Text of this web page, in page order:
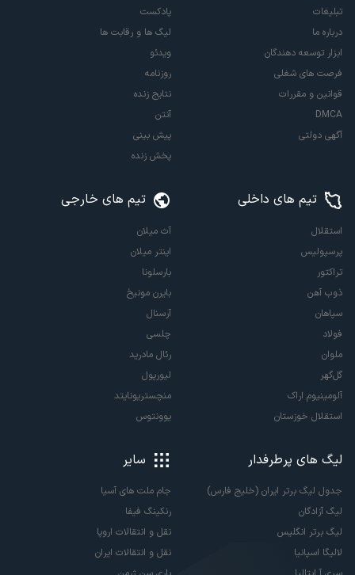
تبلیغات
درباره ما
ابزار توسعه دهندگان
فرصت های شغلی
قوانین و مقررات
DMCA
آگهی دولتی
پادکست
لیگ ها و رقابت ها
ویدئو
روزنامه
نتایج زنده
آنتن
پیش بینی
پخش زنده
تیم های داخلی
استقلال
پرسپولیس
تراکتور
ذوب آهن
سپاهان
فولاد
ملوان
گل‌گهر
آلومینیوم اراک
استقلال خوزستان
تیم های خارجی
آث میلان
اینتر میلان
بارسلونا
بایرن مونیخ
آرسنال
چلسی
رئال مادرید
لیورپول
منچستریونایتد
یوونتوس
لیگ های پرطرفدار
جدول لیگ برتر ایران (خلیج فارس)
لیگ آزادگان
لیگ برتر انگلیس
لالیگا اسپانیا
سایر
جام ملت های آسیا
رنکینگ فیفا
نقل و انتقالات اروپا
نقل و انتقالات ایران